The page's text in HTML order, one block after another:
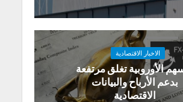
الاخبار الاقتصادية
الأوروبية تغلق مرتفعة
بدعم الأرباح والبيانات
الاقتصادية